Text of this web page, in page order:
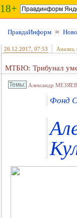
18+
ПравдаИнформ ≈
26.12.2017 , 07:53 Анализ,
МТБЮ: Трибунал
Александр МЕЗЯЕВ
Фонд